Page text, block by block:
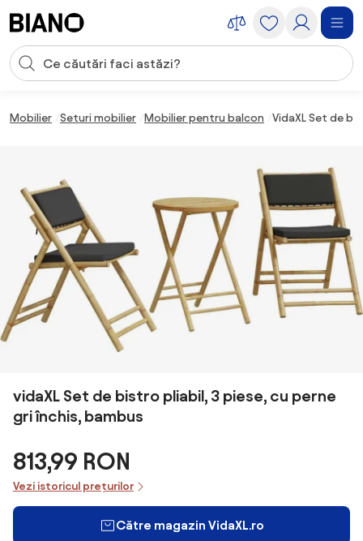
Introducerea căutării
Mobilier Seturi mobilier Mobilier pentru balcon VidaXL Set de
vidaXL Set de bistro pliabil, 3 piese, cu perne
gri închis, bambus
813,99 RON
Vezi istoricul prețurilor
Către magazin VidaXL.ro